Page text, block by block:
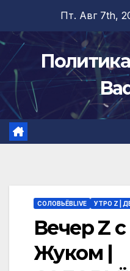
содержимому
Пт. Авг 7th,
СОЛОВЬЁВLIVE УТРО Z |
Вечер Z
Жуком |